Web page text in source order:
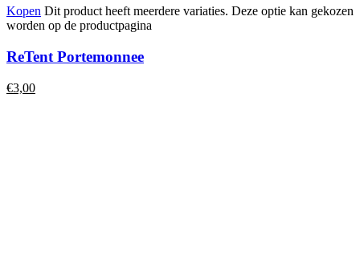
Kopen Dit product heeft meerdere variaties. Deze optie kan gekozen
worden op de productpagina
ReTent Portemonnee
€3,00